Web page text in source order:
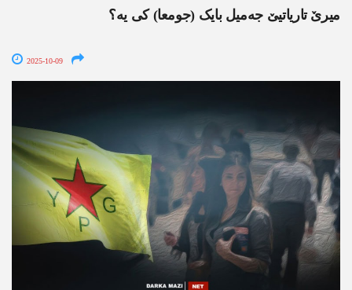
میرێ تاریاتیێ جەمیل بایک (جومعا) کی یە؟
2025-10-09